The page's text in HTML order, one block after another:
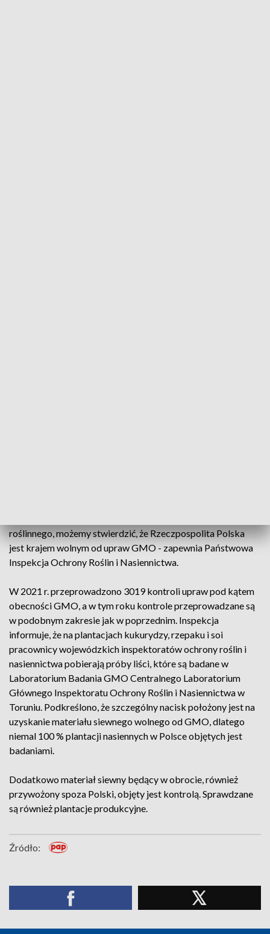
roślinnego, możemy stwierdzić, że Rzeczpospolita Polska
jest krajem wolnym od upraw GMO - zapewnia Państwowa
Inspekcja Ochrony Roślin i Nasiennictwa.
W 2021 r. przeprowadzono 3019 kontroli upraw pod kątem
obecności GMO, a w tym roku kontrole przeprowadzane są
w podobnym zakresie jak w poprzednim. Inspekcja
informuje, że na plantacjach kukurydzy, rzepaku i soi
pracownicy wojewódzkich inspektoratów ochrony roślin i
nasiennictwa pobierają próby liści, które są badane w
Laboratorium Badania GMO Centralnego Laboratorium
Głównego Inspektoratu Ochrony Roślin i Nasiennictwa w
Toruniu. Podkreślono, że szczególny nacisk położony jest na
uzyskanie materiału siewnego wolnego od GMO, dlatego
niemal 100 % plantacji nasiennych w Polsce objętych jest
badaniami.
Dodatkowo materiał siewny będący w obrocie, również
przywożony spoza Polski, objęty jest kontrolą. Sprawdzane
są również plantacje produkcyjne.
Źródło: